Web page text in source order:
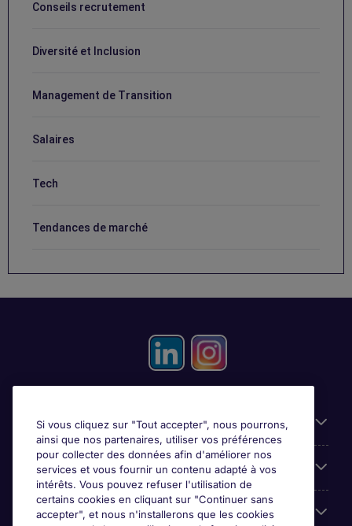
Conseils recrutement
Diversité et Inclusion
Management de Transition
Salaires
Tech
Tendances de marché
Candidats
Entreprises
Contact
Si vous cliquez sur "Tout accepter", nous pourrons,
ainsi que nos partenaires, utiliser vos préférences
pour collecter des données afin d'améliorer nos
services et vous fournir un contenu adapté à vos
intérêts. Vous pouvez refuser l'utilisation de
certains cookies en cliquant sur "Continuer sans
accepter", et nous n'installerons que les cookies